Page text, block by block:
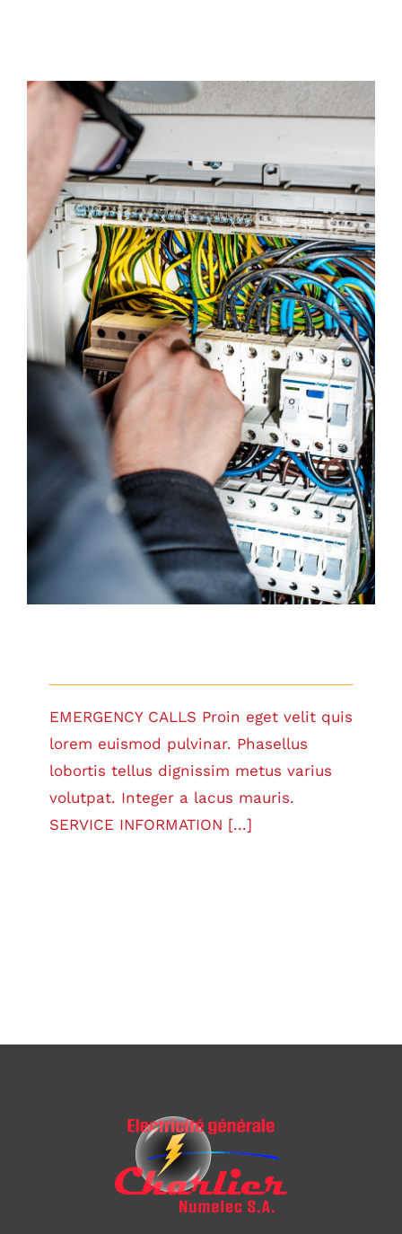
EMERGENCY CALLS Proin eget velit quis
lorem euismod pulvinar. Phasellus
lobortis tellus dignissim metus varius
volutpat. Integer a lacus mauris.
SERVICE INFORMATION [...]